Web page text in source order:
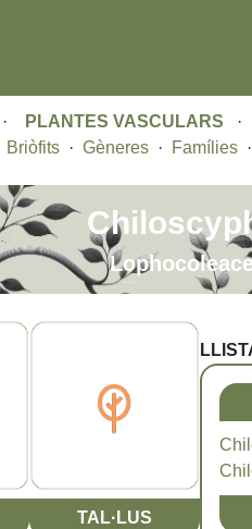
· PLANTES VASCULARS ·
Briòfits · Gèneres · Famílies ·
TAL·LUS